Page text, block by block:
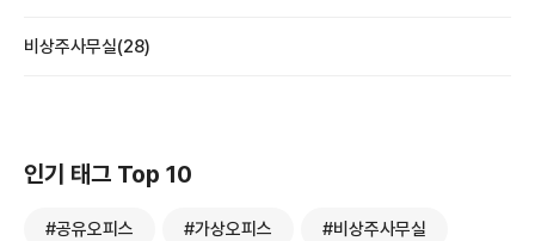
비상주사무실(28)
인기 태그 Top 10
#공유오피스 #가상오피스
#비상주사무실